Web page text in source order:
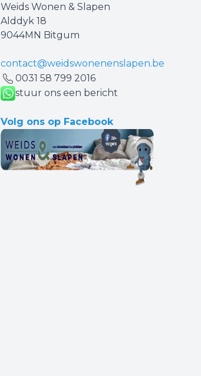
Weids Wonen & Slapen
Alddyk 18
9044MN Bitgum
contact@weidswonenenslapen.be
0031 ‪58 799 2016‬
stuur ons een bericht
Volg ons op Facebook